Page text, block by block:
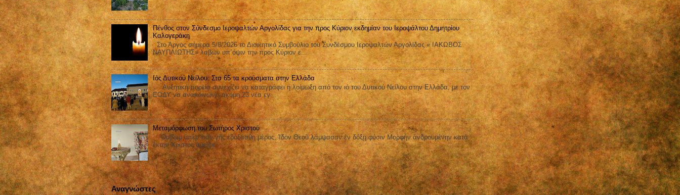
Πένθος στον Σύνδεσμο Ιεροψαλτών Αργολίδας για την προς Κύριον εκδημίαν του Ιεροψάλτου Δημητρίου
Καλογεράκη
Στο Άργος σήμερα 5/8/2026 το Διοικητικό Συμβούλιο του Συνδέσμου Ιεροψαλτών Αργολίδας « ΙΑΚΩΒΟΣ
ΝΑΥΠΛΙΩΤΗΣ» λαβών υπ΄όψιν την προς Κύριον ε...
Ιός Δυτικού Νείλου: Στα 65 τα κρούσματα στην Ελλάδα
Αυξητική πορεία συνεχίζει να καταγράφει η λοίμωξη από τον ιό του Δυτικού Νείλου στην Ελλάδα, με τον
ΕΟΔΥ να ανακοινώνει ακόμη 23 νέα εγ...
Μεταμόρφωση του Σωτήρος Χριστού
Θαβὼρ ὑπὲρ πᾶν γῆς ἐδοξάσθη μέρος, Ἰδὸν Θεοῦ λάμψασαν ἐν δόξῃ φύσιν Μορφὴν ἀνδρουμένην κατὰ
ἕκτην Χριστὸς ἀμεῖψε.
Αναγνώστες